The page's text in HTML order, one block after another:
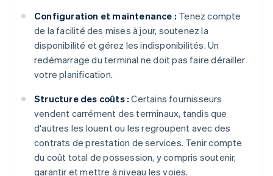
Configuration et maintenance : Tenez compte
de la facilité des mises à jour, soutenez la
disponibilité et gérez les indisponibilités. Un
redémarrage du terminal ne doit pas faire dérailler
votre planification.
Structure des coûts : Certains fournisseurs
vendent carrément des terminaux, tandis que
d'autres les louent ou les regroupent avec des
contrats de prestation de services. Tenir compte
du coût total de possession, y compris soutenir,
garantir et mettre à niveau les voies.